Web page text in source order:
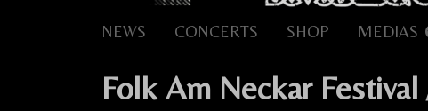
NEWS CONCERTS SHOP MEDIAS
Folk Am Neckar